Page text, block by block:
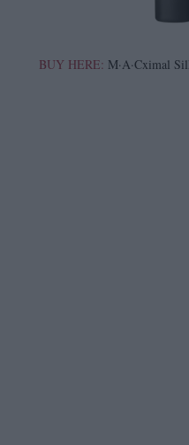
BUY HERE: M·A·Cximal